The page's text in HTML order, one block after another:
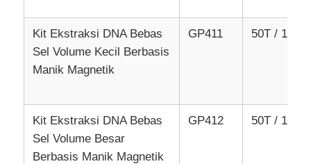
Kit Ekstraksi DNA Bebas
Sel Volume Kecil Berbasis
Manik Magnetik
GP411 50T / 100T
Kit Ekstraksi DNA Bebas
Sel Volume Besar
Berbasis Manik Magnetik
GP412 50T / 100T